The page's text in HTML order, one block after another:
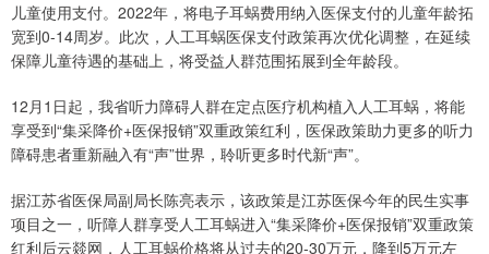
儿童使用支付。2022年，将电子耳蜗费用纳入医保支付的儿童年龄拓
宽到0-14周岁。此次，人工耳蜗医保支付政策再次优化调整，在延续
保障儿童待遇的基础上，将受益人群范围拓展到全年龄段。
12月1日起，我省听力障碍人群在定点医疗机构植入人工耳蜗，将能
享受到“集采降价+医保报销”双重政策红利，医保政策助力更多的听力
障碍患者重新融入有“声”世界，聆听更多时代新“声”。
据江苏省医保局副局长陈亮表示，该政策是江苏医保今年的民生实事
项目之一，听障人群享受人工耳蜗进入“集采降价+医保报销”双重政策
红利后云燚网，人工耳蜗价格将从过去的20-30万元，降到5万元左